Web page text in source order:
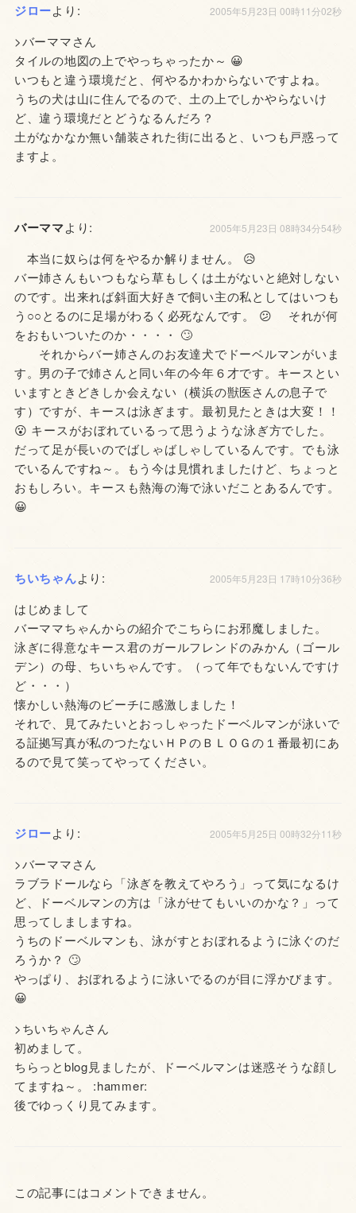
ジローより: 2005年5月23日 00時11分02秒
>バーママさん
タイルの地図の上でやっちゃったか～ 😀
いつもと違う環境だと、何やるかわからないですよね。
うちの犬は山に住んでるので、土の上でしかやらないけ
ど、違う環境だとどうなるんだろ？
土がなかなか無い舗装された街に出ると、いつも戸惑って
ますよ。
バーママより: 2005年5月23日 08時34分54秒
本当に奴らは何をやるか解りません。 😥
バー姉さんもいつもなら草もしくは土がないと絶対しない
のです。出来れば斜面大好きで飼い主の私としてはいつも
う○○とるのに足場がわるく必死なんです。 😕 それが何
をおもいついたのか・・・・ 🙄
それからバー姉さんのお友達犬でドーベルマンがいま
す。男の子で姉さんと同い年の今年６才です。キースとい
いますときどきしか会えない（横浜の獣医さんの息子で
す）ですが、キースは泳ぎます。最初見たときは大変！！
😮 キースがおぼれているって思うような泳ぎ方でした。
だって足が長いのでばしゃばしゃしているんです。でも泳
でいるんですね～。もう今は見慣れましたけど、ちょっと
おもしろい。キースも熱海の海で泳いだことあるんです。
😀
ちいちゃんより: 2005年5月23日 17時10分36秒
はじめまして
バーママちゃんからの紹介でこちらにお邪魔しました。
泳ぎに得意なキース君のガールフレンドのみかん（ゴール
デン）の母、ちいちゃんです。（って年でもないんですけ
ど・・・）
懐かしい熱海のビーチに感激しました！
それで、見てみたいとおっしゃったドーベルマンが泳いで
る証拠写真が私のつたないＨＰのＢＬＯＧの１番最初にあ
るので見て笑ってやってください。
ジローより: 2005年5月25日 00時32分11秒
>バーママさん
ラブラドールなら「泳ぎを教えてやろう」って気になるけ
ど、ドーベルマンの方は「泳がせてもいいのかな？」って
思ってしましますね。
うちのドーベルマンも、泳がすとおぼれるように泳ぐのだ
ろうか？ 🙄
やっぱり、おぼれるように泳いでるのが目に浮かびます。
😀
>ちいちゃんさん
初めまして。
ちらっとblog見ましたが、ドーベルマンは迷惑そうな顔し
てますね～。 :hammer:
後でゆっくり見てみます。
この記事にはコメントできません。